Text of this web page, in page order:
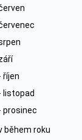
říjen
listopad
prosinec
během roku